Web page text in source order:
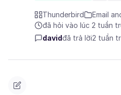
Thunderbird
Email
đã hỏi vào lúc 2 tuần
davidđã trả lời2 tuần